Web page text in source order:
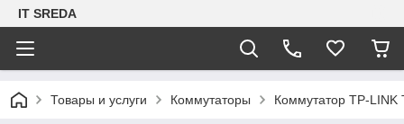
IT SREDA
Товары и услуги Коммутаторы Коммутатор TP-LINK